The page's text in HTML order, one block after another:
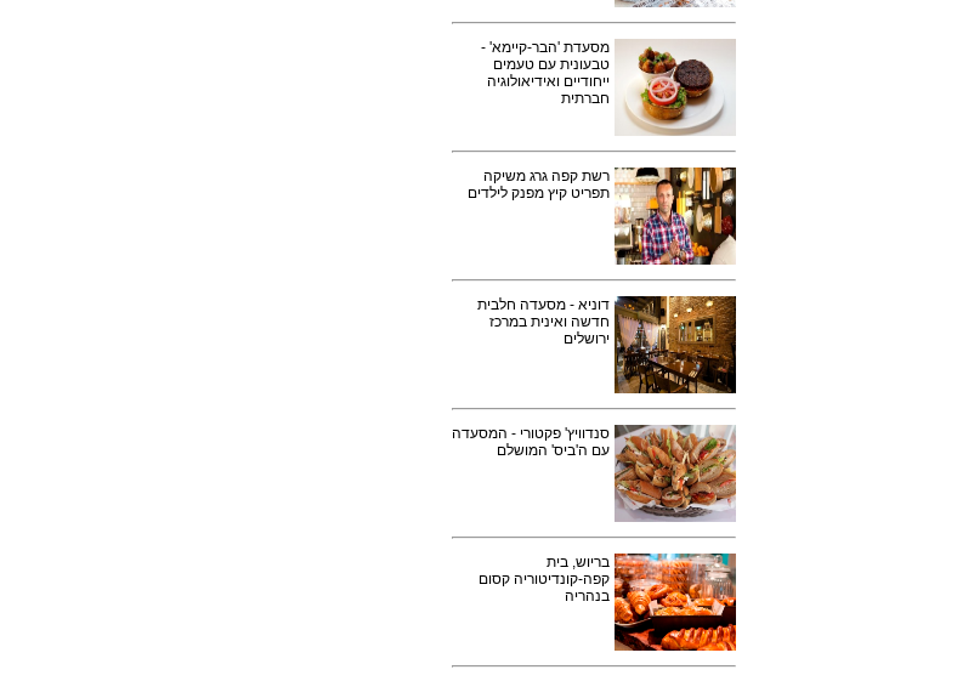
מסעדת 'הבר-קיימא' -
טבעונית עם טעמים
ייחודיים ואידיאולוגיה
חברתית
רשת קפה גרג משיקה
תפריט קיץ מפנק לילדים
דוניא - מסעדה חלבית
חדשה ואינית במרכז
ירושלים
סנדוויץ' פקטורי - המסעדה
עם ה'ביס' המושלם
בריוש, בית
קפה-קונדיטוריה קסום
בנהריה